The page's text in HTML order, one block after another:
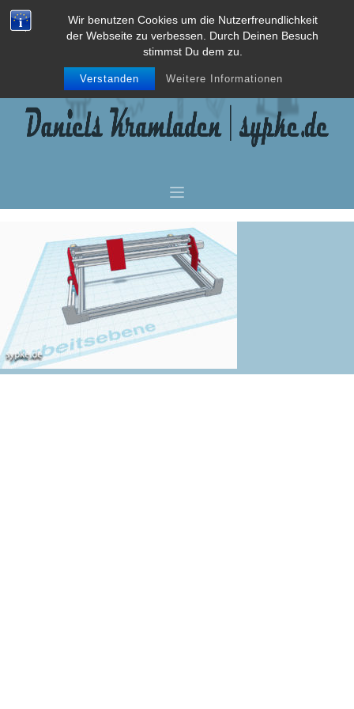
Wir benutzen Cookies um die Nutzerfreundlichkeit
der Webseite zu verbessen. Durch Deinen Besuch
stimmst Du dem zu.
Verstanden Weitere Informationen